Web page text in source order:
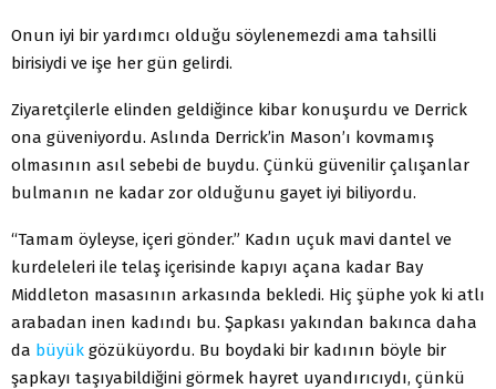
Onun iyi bir yardımcı olduğu söylenemezdi ama tahsilli
birisiydi ve işe her gün gelirdi.
Ziyaretçilerle elinden geldiğince kibar konuşurdu ve Derrick
ona güveniyordu. Aslında Derrick’in Mason’ı kovmamış
olmasının asıl sebebi de buydu. Çünkü güvenilir çalışanlar
bulmanın ne kadar zor olduğunu gayet iyi biliyordu.
“Tamam öyleyse, içeri gönder.” Kadın uçuk mavi dantel ve
kurdeleleri ile telaş içerisinde kapıyı açana kadar Bay
Middleton masasının arkasında bekledi. Hiç şüphe yok ki atlı
arabadan inen kadındı bu. Şapkası yakından bakınca daha
da büyük gözüküyordu. Bu boydaki bir kadının böyle bir
şapkayı taşıyabildiğini görmek hayret uyandırıcıydı, çünkü